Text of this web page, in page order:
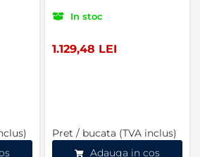
In stoc
1.129,48 LEI
Pret / bucata (TVA inclus)
Adauga in cos